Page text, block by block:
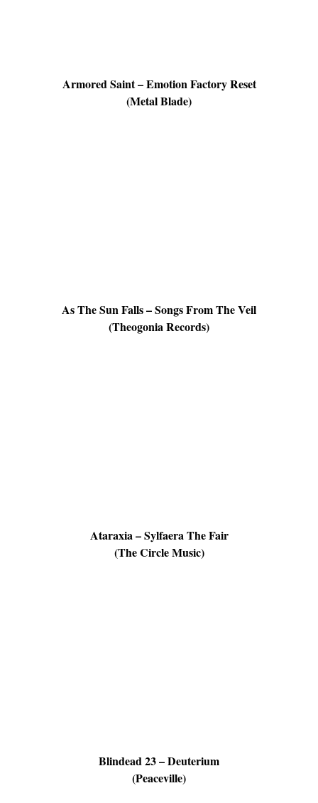
Armored Saint – Emotion Factory Reset
(Metal Blade)
As The Sun Falls – Songs From The Veil
(Theogonia Records)
Ataraxia – Sylfaera The Fair
(The Circle Music)
Blindead 23 – Deuterium
(Peaceville)